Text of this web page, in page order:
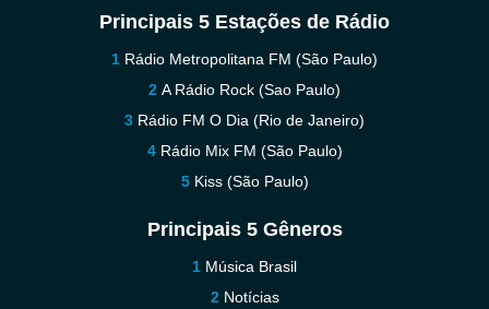
Principais 5 Estações de Rádio
Rádio Metropolitana FM (São Paulo)
A Rádio Rock (Sao Paulo)
Rádio FM O Dia (Rio de Janeiro)
Rádio Mix FM (São Paulo)
Kiss (São Paulo)
Principais 5 Gêneros
Música Brasil
Notícias